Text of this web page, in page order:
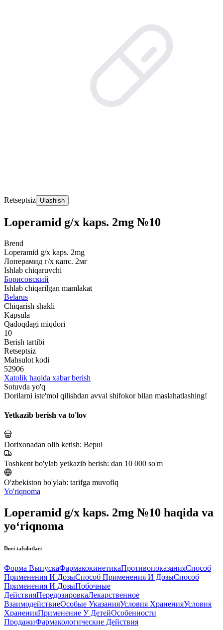
Retseptsiz Ulashish
Loperamid g/x kaps. 2mg №10
Brend
Loperamid g/x kaps. 2mg
Лоперамид г/х капс. 2мг
Ishlab chiqaruvchi
Борисовский
Ishlab chiqarilgan mamlakat
Belarus
Chiqarish shakli
Kapsula
Qadoqdagi miqdori
10
Berish tartibi
Retseptsiz
Mahsulot kodi
52906
Xatolik haqida xabar berish
Sotuvda yo'q
Dorilarni iste'mol qilishdan avval shifokor bilan maslahatlashing!
Yetkazib berish va to'lov
Dorixonadan olib ketish: Bepul
Toshkent bo'ylab yetkazib berish: dan 10 000 so'm
O'zbekiston bo'ylab: tarifga muvofiq
Yo'riqnoma
Loperamid g/x kaps. 2mg №10 haqida va
yo‘riqnoma
Dori tafsilotlari
Форма ВыпускаФармакокинетикаПротивопоказанияСпособ
Применения И ДозыСпособ Применения И ДозыСпособ
Применения И ДозыПобочные
ДействияПередозировкаЛекарственное
ВзаимодействиеОсобые УказанияУсловия ХраненияУсловия
ХраненияПрименение У ДетейОсобенности
ПродажиФармакологические Действия